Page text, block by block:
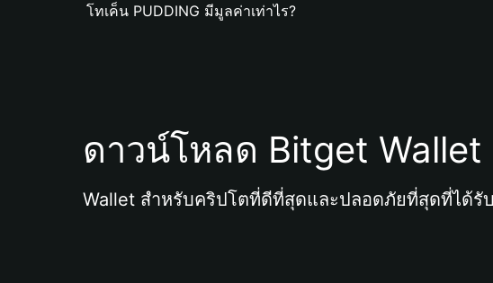
โทเค็น PUDDING มีมูลค่าเท่าไร?
ดาวน์โหลด Bitget Wallet
Wallet สำหรับคริปโตที่ดีที่สุดและปลอดภัยที่สุดที่ได้รั